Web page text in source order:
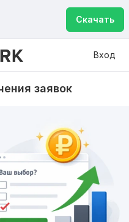
Скачать
Вход
заявок